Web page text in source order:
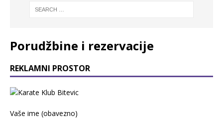
Porudžbine i rezervacije
REKLAMNI PROSTOR
Vaše ime (obavezno)